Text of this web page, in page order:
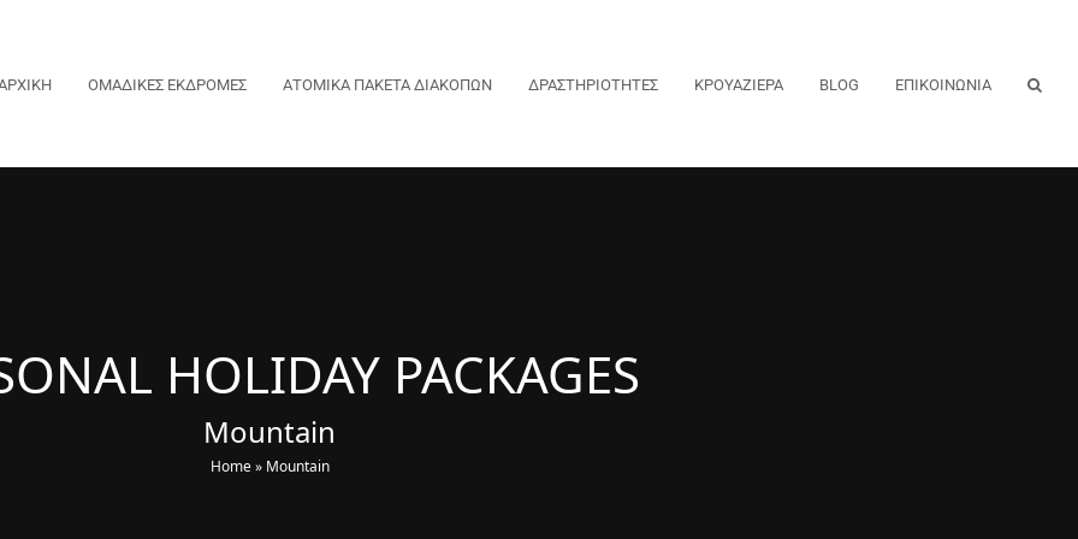
ΟΜΑΔΙΚΕΣ ΕΚΔΡΟΜΕΣ ΑΤΟΜΙΚΑ ΠΑΚΕΤΑ ΔΙΑΚΟΠΩΝ ΔΡΑΣΤΗΡΙΟΤΗΤΕΣ ΚΡΟΥΑΖΙΕΡΑ BLOG ΕΠΙΚΟΙΝΩΝΙΑ
HOLIDAY PACKAGES
Mountain
Home» Mountain